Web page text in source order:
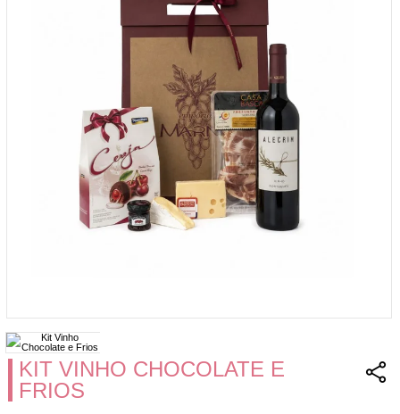
KIT VINHO CHOCOLATE E
FRIOS